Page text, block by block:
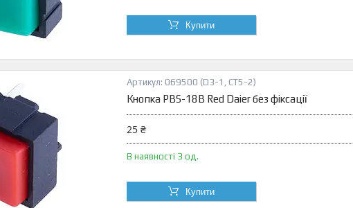
Купити
069500 (D3-1, СТ5-2)
Кнопка PBS-18B Red Daier без фіксації
25 ₴
В наявності 3 од.
Купити